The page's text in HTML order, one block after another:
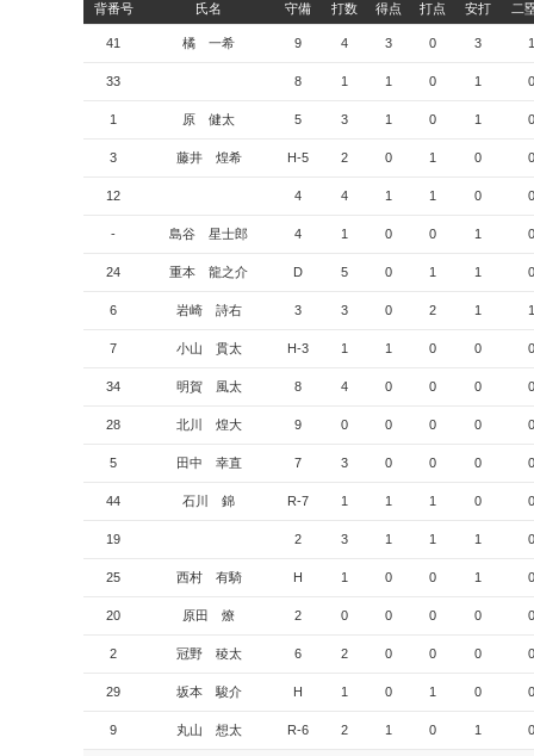
背番号 氏名 守備 打数 得点 打点 安打 二
41 橘 一希 9 4 3 0 3 1
33 8 1 1 0 1 0
1 原 健太 5 3 1 0 1 0
3 藤井 煌希 H-5 2 0 1 0 0
12 4 4 1 1 0 0
- 島谷 星士郎 4 1 0 0 1 0
24 重本 龍之介 D 5 0 1 1 0
6 岩崎 詩右 3 3 0 2 1 1
7 小山 貫太 H-3 1 1 0 0 0
34 明賀 風太 8 4 0 0 0 0
28 北川 煌大 9 0 0 0 0 0
5 田中 幸直 7 3 0 0 0 0
44 石川 錦 R-7 1 1 1 0 0
19 2 3 1 1 1 0
25 西村 有騎 H 1 0 0 1 0
20 原田 燎 2 0 0 0 0 0
2 冠野 稜太 6 2 0 0 0 0
29 坂本 駿介 H 1 0 1 0 0
9 丸山 想太 R-6 2 1 0 1 0